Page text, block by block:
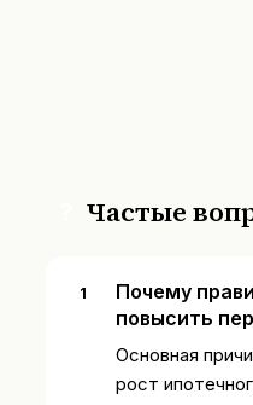
Частые
Почему
повысить
Основная
рост